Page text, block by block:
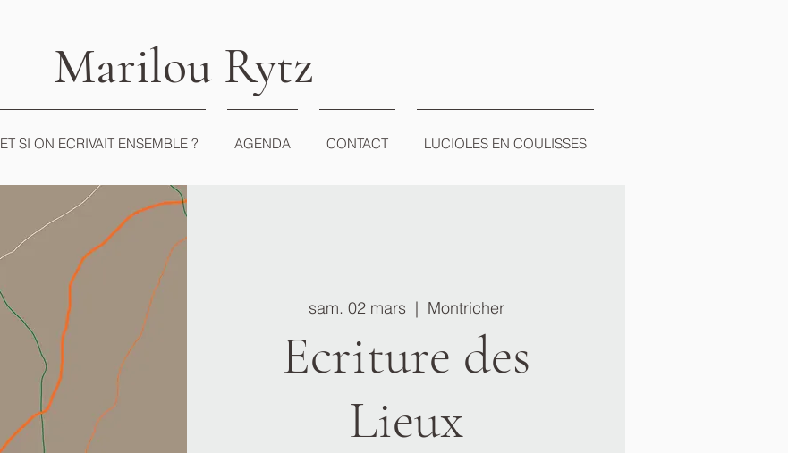
Marilou Rytz
ET SI ON ECRIVAIT ENSEMBLE ? AGENDA CONTACT LUCIOLES EN COULISSES
sam. 02 mars
  |
Montricher
Ecriture des
Lieux